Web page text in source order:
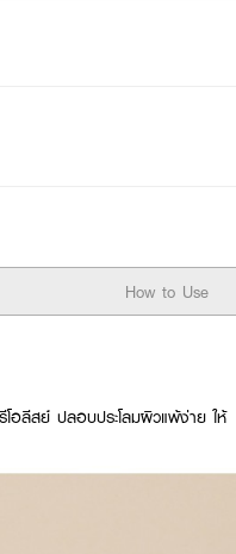
How to Use
อลีสย์ ปลอบประโลมผิวแพ้ง่าย ให้